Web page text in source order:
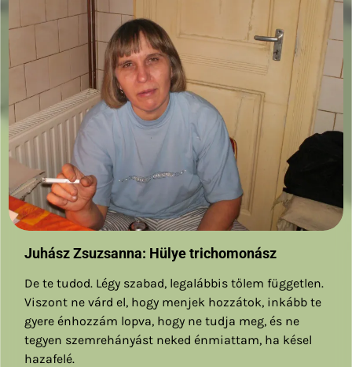
Juhász Zsuzsanna: Hülye trichomonász
De te tudod. Légy szabad, legalábbis tőlem független.
Viszont ne várd el, hogy menjek hozzátok, inkább te
gyere énhozzám lopva, hogy ne tudja meg, és ne
tegyen szemrehányást neked énmiattam, ha késel
hazafelé.